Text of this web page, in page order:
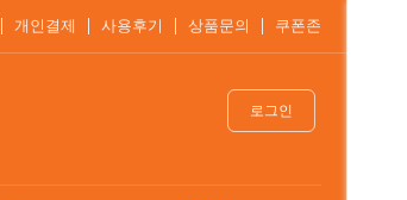
개인결제 사용후기 상품문의 쿠폰존
로그인